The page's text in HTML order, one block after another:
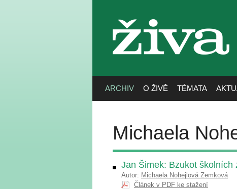
živa
ARCHIV O ŽIVĚ TÉMATA
Michaela
Jan Šimek: Bzukot školních
Autor: Michaela Nohejlová Zemková
Článek v PDF ke stažení